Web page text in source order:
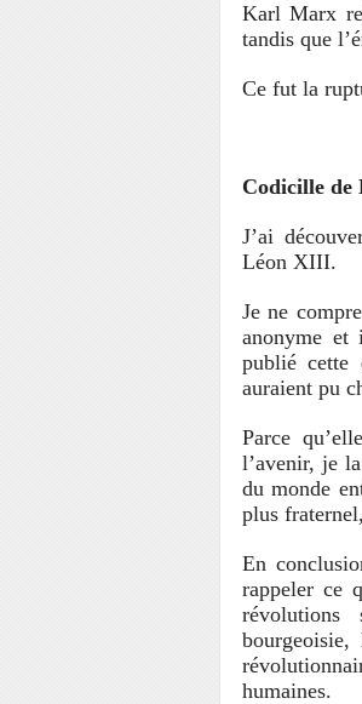
Karl Marx
tandis que
Ce fut la
Codicille de
J’ai
Léon XIII.
Je ne
anonyme et
publié cette
auraient pu
Parce
l’avenir, je
du monde
plus
En
rappeler ce
révolutions
humaines.